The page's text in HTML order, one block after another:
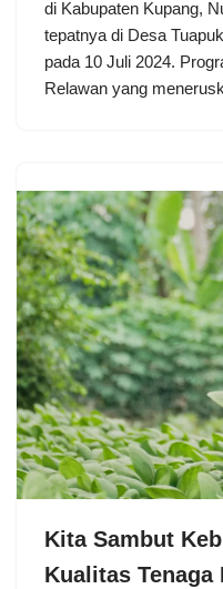
di Kabupaten Kupang,
tepatnya di Desa
pada 10 Juli 2024.
Relawan yang
Kita Sambut
Kualitas Tenaga